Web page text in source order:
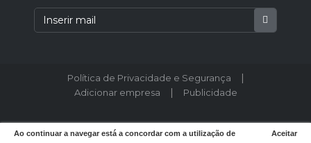
Política de Privacidade e Segurança
Adicionar empresa Publicidade
© 2026 Postodeturismo.pt - Todos os direitos reservados.
Ao continuar a navegar está a concordar com a utilização de
Aceitar